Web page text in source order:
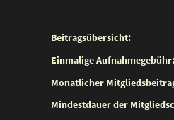
Beitragsübersicht:
Einmalige Aufnahmegebühr:
Monatlicher
Mindestdauer der